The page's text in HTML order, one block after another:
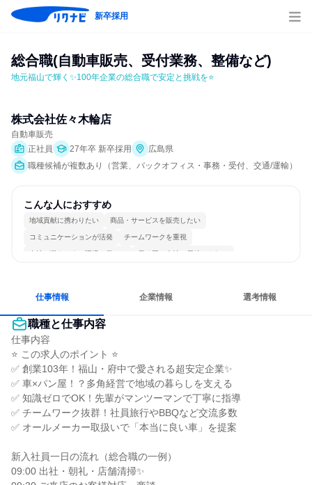
新卒採用
総合職(自動車販売、受付業務、整備など)
地元福山で輝く✨100年企業の総合職で安定と挑戦を⭐
株式会社佐々木輪店
自動車販売
正社員
27年卒 新卒採用
広島県
職種候補が複数あり（営業、バックオフィス・事務・受付、交通/運輸）
こんな人におすすめ
地域貢献に携わりたい 商品・サービスを販売したい
コミュニケーションが活発 チームワークを重視
女性が働きやすい環境で働ける 長く同じ会社に居続けられる
仕事情報 企業情報 選考情報
職種と仕事内容
仕事内容
⭐ この求人のポイント ⭐
✅ 創業103年！福山・府中で愛される超安定企業✨
✅ 車×パン屋！？多角経営で地域の暮らしを支える
✅ 知識ゼロでOK！先輩がマンツーマンで丁寧に指導
✅ チームワーク抜群！社員旅行やBBQなど交流多数
✅ オールメーカー取扱いで「本当に良い車」を提案
新入社員一日の流れ（総合職の一例）
09:00 出社・朝礼・店舗清掃✨